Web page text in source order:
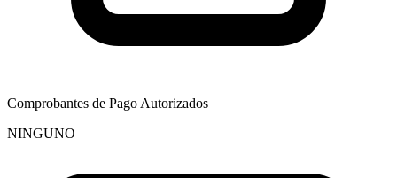
Comprobantes de Pago Autorizados
NINGUNO